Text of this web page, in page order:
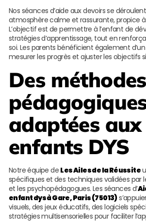
Nos séances d’aide aux devoirs se
atmosphère calme et rassurante, propice
L’objectif est de permettre à l’enfant de
stratégies d’apprentissage, tout en
soi. Les parents bénéficient également
mesurer les progrès et ajuster les objectifs
Des méthodes
adaptées aux
enfants DYS
Notre équipe de Les Ailes de la Réussite
spécifiques et des techniques validées par
et les psychopédagogues. Les séances d’
enfant dys à Gare, Paris (75013)
visuels, des jeux éducatifs, des logiciels
stratégies multisensorielles pour faciliter